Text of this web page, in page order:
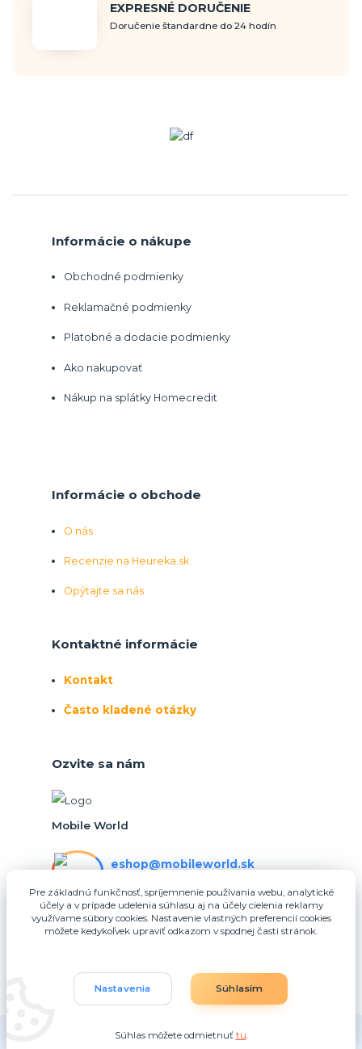
EXPRESNÉ DORUČENIE
Doručenie štandardne do 24 hodín
Informácie o nákupe
Obchodné podmienky
Reklamačné podmienky
Platobné a dodacie podmienky
Ako nakupovať
Nákup na splátky Homecredit
Informácie o obchode
O nás
Recenzie na Heureka.sk
Opýtajte sa nás
Kontaktné informácie
Kontakt
Často kladené otázky
Ozvite sa nám
Mobile World
eshop@mobileworld.sk
eshop@mobileworld.sk
Eshop-rychlo.sk
Pre základnú funkčnosť, spríjemnenie používania webu, analytické
účely a v prípade udelenia súhlasu aj na účely cielenia reklamy
využívame súbory cookies. Nastavenie vlastných preferencií cookies
môžete kedykoľvek upraviť odkazom v spodnej časti stránok.
Nastavenia Súhlasím
Súhlas môžete odmietnuť tu.